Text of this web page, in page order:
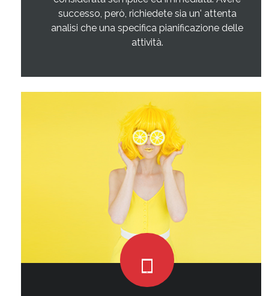
successo, però, richiedete sia un' attenta
analisi che una specifica pianificazione delle
attività.